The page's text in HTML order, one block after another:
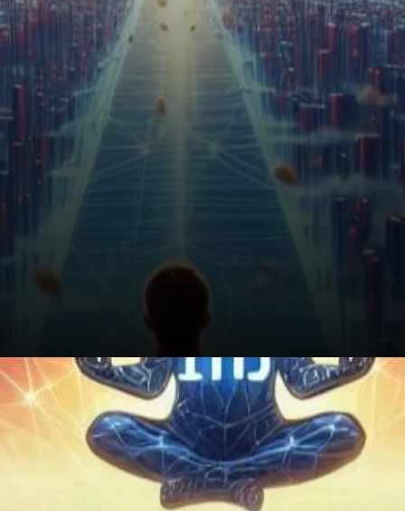
Conclusion : Une Hausse
Temporaire ou le Signe de